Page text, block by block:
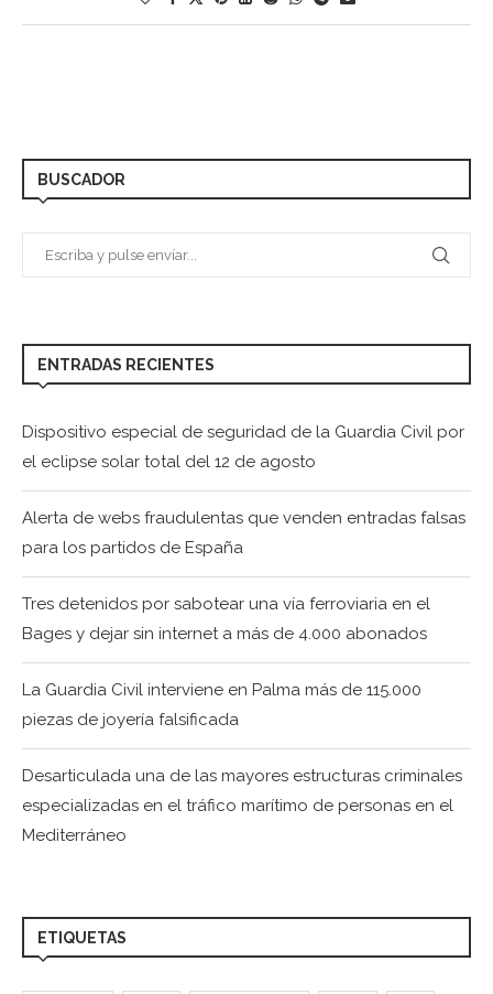
BUSCADOR
ENTRADAS RECIENTES
Dispositivo especial de seguridad de la Guardia Civil por
el eclipse solar total del 12 de agosto
Alerta de webs fraudulentas que venden entradas falsas
para los partidos de España
Tres detenidos por sabotear una vía ferroviaria en el
Bages y dejar sin internet a más de 4.000 abonados
La Guardia Civil interviene en Palma más de 115.000
piezas de joyería falsificada
Desarticulada una de las mayores estructuras criminales
especializadas en el tráfico marítimo de personas en el
Mediterráneo
ETIQUETAS